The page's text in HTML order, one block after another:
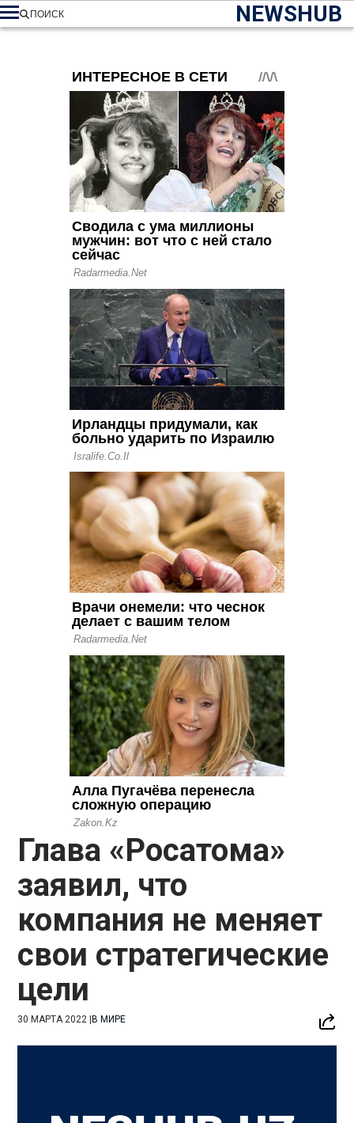
NEWSHUB
ПОИСК
Глава «Росатома»
заявил, что
компания не меняет
свои стратегические
цели
30 МАРТА 2022 |В МИРЕ